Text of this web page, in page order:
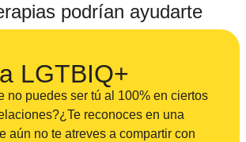
podrían ayudarte
LGTBIQ+
no puedes ser tú al 100% en ciertos
reconoces en una
aún no te atreves a compartir con